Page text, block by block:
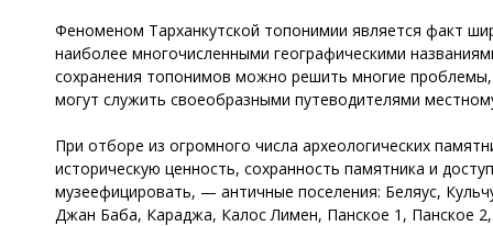
Феноменом Тарханкутской топонимии является факт
наиболее многочисленными географическими
сохранения топонимов можно решить многие проблемы,
могут служить своеобразными путеводителями
При отборе из огромного числа археологических
историческую ценность, сохранность памятника и
музеефицировать, — античные поселения: Беляус,
Джан Баба, Караджа, Калос Лимен, Панское 1, Панское